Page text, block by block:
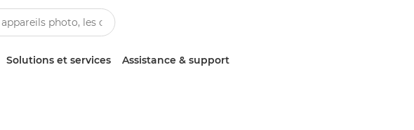
Solutions et services Assistance & support